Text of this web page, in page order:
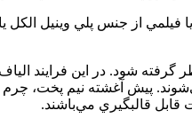
فيلمي از جنس پلي وينيل
شود. در اين فرايند
پيش آغشته نيم پخت،
قابل قالبگيري مي‌باشند.